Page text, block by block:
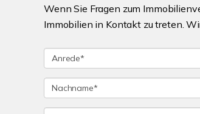
Wenn Sie Fragen zum
Immobilien in Kontakt zu treten.